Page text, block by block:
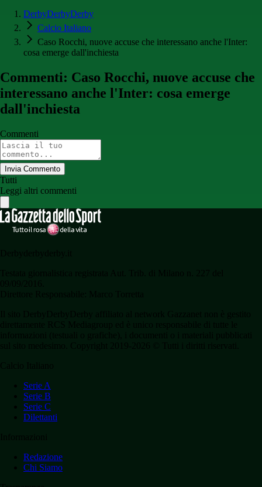
DerbyDerbyDerby
Calcio Italiano
Caso Rocchi, nuove accuse che interessano anche l'Inter:
cosa emerge dall'inchiesta
Commenti: Caso Rocchi, nuove accuse che
interessano anche l'Inter: cosa emerge
dall'inchiesta
Commenti
Invia Commento
Tutti
Leggi altri commenti
Serie A
Serie B
Serie C
Dilettanti
Redazione
Chi Siamo